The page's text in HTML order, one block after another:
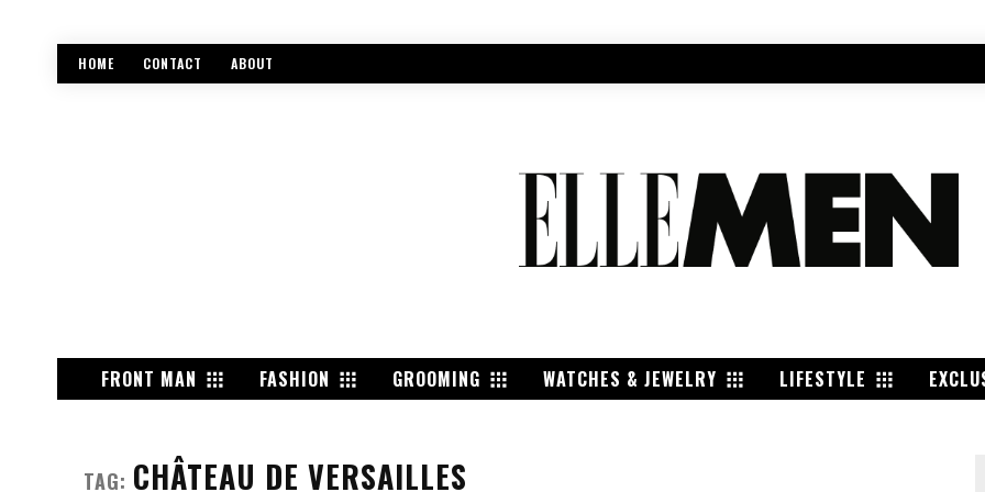
HOME CONTACT ABOUT
FRONT MAN FASHION GROOMING WATCHES & JEWELRY LIFESTYLE
TAG: CHÂTEAU DE VERSAILLES